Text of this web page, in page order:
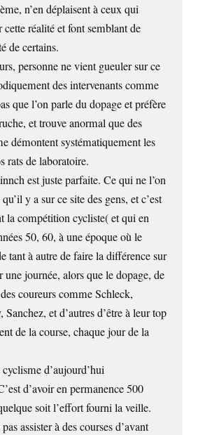
n’en déplaisent à ceux qui
cette réalité et font semblant de
de certains.
personne ne vient gueuler sur ce
des intervenants comme
que l’on parle du dopage et préfère
et trouve anormal que des
démontent systématiquement les
rats de laboratoire.
est juste parfaite. Ce qui ne l’on
y a sur ce site des gens, et c’est
la compétition cycliste( et qui en
50, 60, à une époque où le
tant à autre de faire la différence sur
une journée, alors que le dopage, de
coureurs comme Schleck,
et d’autres d’être à leur top
de la course, chaque jour de la
d’aujourd’hui
d’avoir en permanence 500
soit l’effort fourni la veille.
assister à des courses d’avant